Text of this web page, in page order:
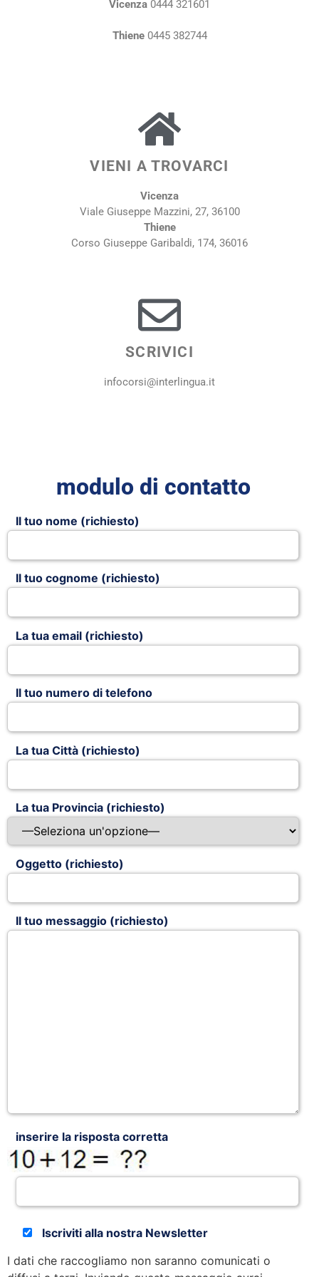
Vicenza 0444 321601
Thiene0445 382744
VIENI A TROVARCI
Vicenza
Viale Giuseppe Mazzini, 27, 36100
Thiene
Corso Giuseppe Garibaldi, 174, 36016
SCRIVICI
infocorsi@interlingua.it
modulo di contatto
Il tuo nome (richiesto)
Il tuo cognome (richiesto)
La tua email (richiesto)
Il tuo numero di telefono
La tua Città (richiesto)
La tua Provincia (richiesto)
Oggetto (richiesto)
Il tuo messaggio (richiesto)
inserire la risposta corretta
Iscriviti alla nostra Newsletter
I dati che raccogliamo non saranno comunicati o